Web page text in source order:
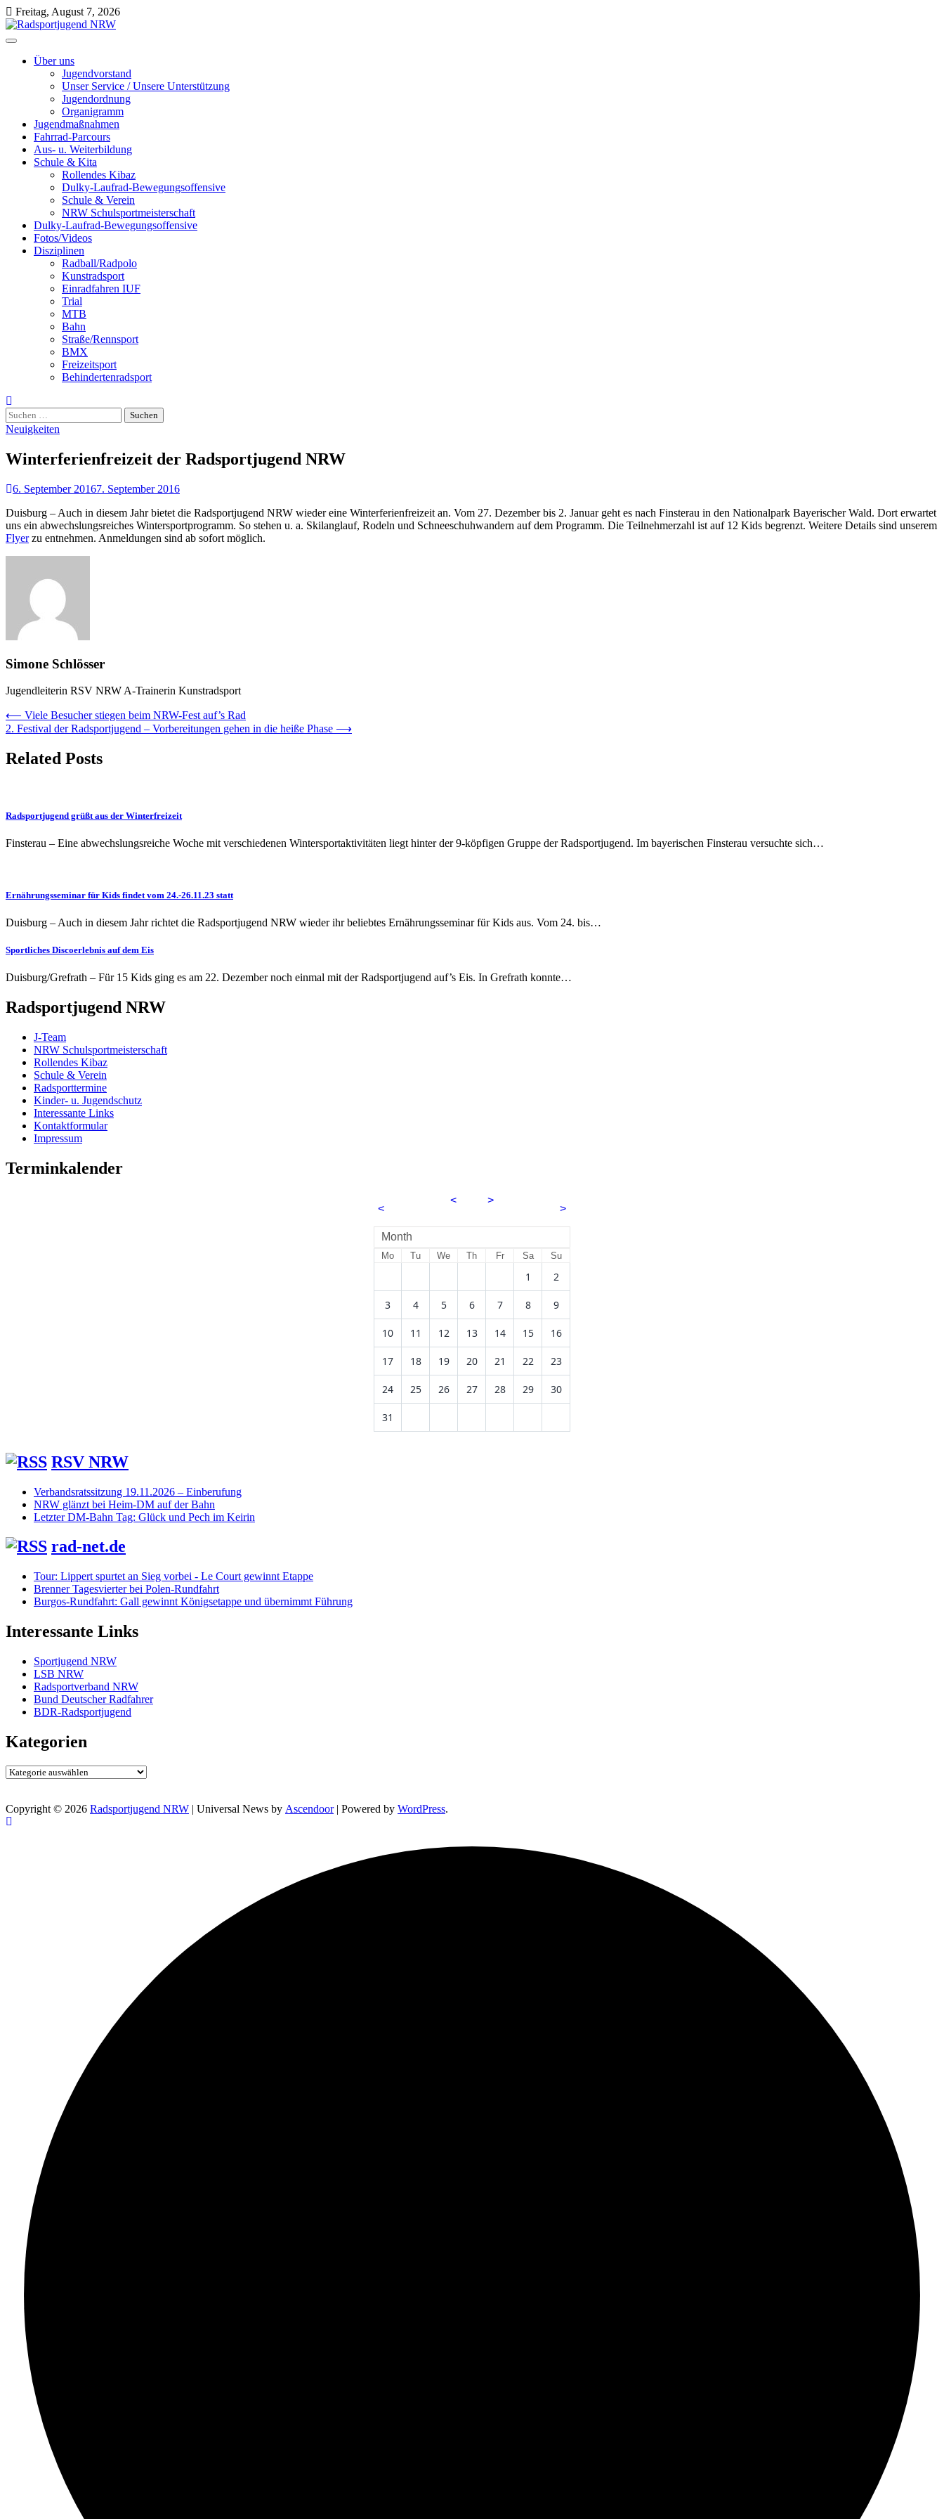
Skip
to
content
Freitag, August 7, 2026
Über uns
Jugendvorstand
Unser Service / Unsere Unterstützung
Jugendordnung
Organigramm
Jugendmaßnahmen
Fahrrad-Parcours
Aus- u. Weiterbildung
Schule & Kita
Rollendes Kibaz
Dulky-Laufrad-Bewegungsoffensive
Schule & Verein
NRW Schulsportmeisterschaft
Dulky-Laufrad-Bewegungsoffensive
Fotos/Videos
Disziplinen
Radball/Radpolo
Kunstradsport
Einradfahren IUF
Trial
MTB
Bahn
Straße/Rennsport
BMX
Freizeitsport
Behindertenradsport
Suchen
nach:
Neuigkeiten
Winterferienfreizeit der Radsportjugend NRW
6. September 20167. September 2016
Duisburg – Auch in diesem Jahr bietet die Radsportjugend NRW wieder eine Winterferienfreizeit an. Vom 27. Dezember bis 2. Januar geht es nach Finsterau in den Nationalpark Bayerischer Wald. Dort erwartet
uns ein abwechslungsreiches Wintersportprogramm. So stehen u. a. Skilanglauf, Rodeln und Schneeschuhwandern auf dem Programm. Die Teilnehmerzahl ist auf 12 Kids begrenzt. Weitere Details sind unserem
Flyerzu entnehmen. Anmeldungen sind ab sofort möglich.
Simone Schlösser
Jugendleiterin RSV NRW A-Trainerin Kunstradsport
Beitragsnavigation
⟵ Viele Besucher stiegen beim NRW-Fest auf’s Rad
2. Festival der Radsportjugend – Vorbereitungen gehen in die heiße Phase ⟶
Related Posts
Radsportjugend grüßt aus der Winterfreizeit
Finsterau – Eine abwechslungsreiche Woche mit verschiedenen Wintersportaktivitäten liegt hinter der 9-köpfigen Gruppe der Radsportjugend. Im bayerischen Finsterau versuchte sich…
Ernährungsseminar für Kids findet vom 24.-26.11.23 statt
Duisburg – Auch in diesem Jahr richtet die Radsportjugend NRW wieder ihr beliebtes Ernährungsseminar für Kids aus. Vom 24. bis…
Sportliches Discoerlebnis auf dem Eis
Duisburg/Grefrath – Für 15 Kids ging es am 22. Dezember noch einmal mit der Radsportjugend auf’s Eis. In Grefrath konnte…
Radsportjugend NRW
J-Team
NRW Schulsportmeisterschaft
Rollendes Kibaz
Schule & Verein
Radsporttermine
Kinder- u. Jugendschutz
Interessante Links
Kontaktformular
Impressum
Terminkalender
<
<
>
>
Month
Mo Tu We Th Fr Sa Su
1 2
3 4 5 6 7 8 9
10 11 12 13 14 15 16
17 18 19 20 21 22 23
24 25 26 27 28 29 30
31
RSV NRW
Verbandsratssitzung 19.11.2026 – Einberufung
NRW glänzt bei Heim-DM auf der Bahn
Letzter DM-Bahn Tag: Glück und Pech im Keirin
rad-net.de
Tour: Lippert spurtet an Sieg vorbei - Le Court gewinnt Etappe
Brenner Tagesvierter bei Polen-Rundfahrt
Burgos-Rundfahrt: Gall gewinnt Königsetappe und übernimmt Führung
Interessante Links
Sportjugend NRW
LSB NRW
Radsportverband NRW
Bund Deutscher Radfahrer
BDR-Radsportjugend
Kategorien
Kategorien
Copyright © 2026 Radsportjugend NRW | Universal News by Ascendoor| Powered by WordPress.